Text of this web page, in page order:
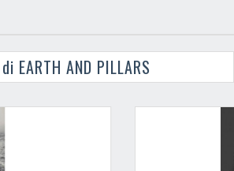
EARTH AND PILLARS